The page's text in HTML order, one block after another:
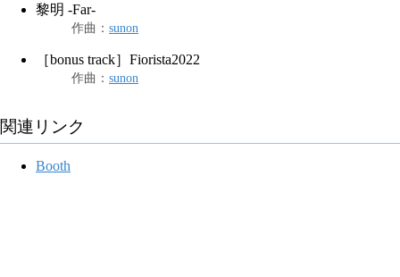
黎明 -Far-
作曲 ： sunon
［bonus track］Fiorista2022
作曲 ： sunon
関連リンク
Booth